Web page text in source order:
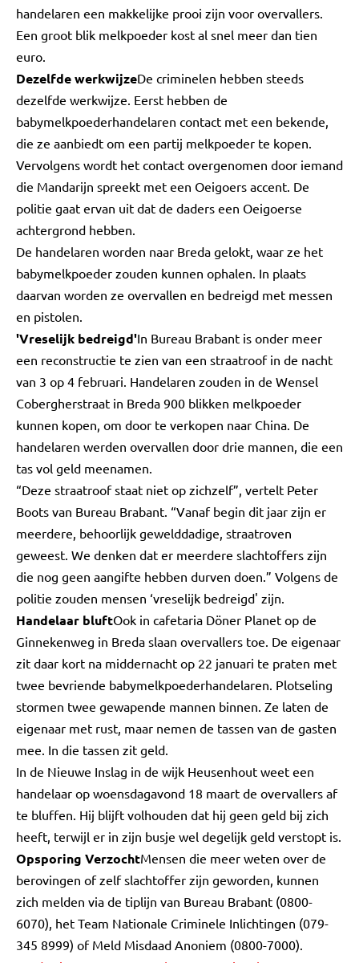
handelaren een makkelijke prooi zijn voor overvallers.
Een groot blik melkpoeder kost al snel meer dan tien
euro.
Dezelfde werkwijzeDe criminelen hebben steeds
dezelfde werkwijze. Eerst hebben de
babymelkpoederhandelaren contact met een bekende,
die ze aanbiedt om een partij melkpoeder te kopen.
Vervolgens wordt het contact overgenomen door iemand
die Mandarijn spreekt met een Oeigoers accent. De
politie gaat ervan uit dat de daders een Oeigoerse
achtergrond hebben.
De handelaren worden naar Breda gelokt, waar ze het
babymelkpoeder zouden kunnen ophalen. In plaats
daarvan worden ze overvallen en bedreigd met messen
en pistolen.
'Vreselijk bedreigd'In Bureau Brabant is onder meer
een reconstructie te zien van een straatroof in de nacht
van 3 op 4 februari. Handelaren zouden in de Wensel
Cobergherstraat in Breda 900 blikken melkpoeder
kunnen kopen, om door te verkopen naar China. De
handelaren werden overvallen door drie mannen, die een
tas vol geld meenamen.
“Deze straatroof staat niet op zichzelf”, vertelt Peter
Boots van Bureau Brabant. “Vanaf begin dit jaar zijn er
meerdere, behoorlijk gewelddadige, straatroven
geweest. We denken dat er meerdere slachtoffers zijn
die nog geen aangifte hebben durven doen.” Volgens de
politie zouden mensen ‘vreselijk bedreigd' zijn.
Handelaar bluftOok in cafetaria Döner Planet op de
Ginnekenweg in Breda slaan overvallers toe. De eigenaar
zit daar kort na middernacht op 22 januari te praten met
twee bevriende babymelkpoederhandelaren. Plotseling
stormen twee gewapende mannen binnen. Ze laten de
eigenaar met rust, maar nemen de tassen van de gasten
mee. In die tassen zit geld.
In de Nieuwe Inslag in de wijk Heusenhout weet een
handelaar op woensdagavond 18 maart de overvallers af
te bluffen. Hij blijft volhouden dat hij geen geld bij zich
heeft, terwijl er in zijn busje wel degelijk geld verstopt is.
Opsporing VerzochtMensen die meer weten over de
berovingen of zelf slachtoffer zijn geworden, kunnen
zich melden via de tiplijn van Bureau Brabant (0800-
6070), het Team Nationale Criminele Inlichtingen (079-
345 8999) of Meld Misdaad Anoniem (0800-7000).